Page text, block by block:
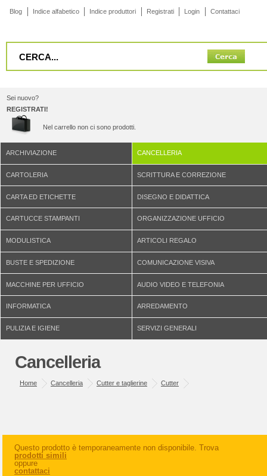
Blog Indice alfabetico Indice produttori Registrati Login Contattaci
Sei nuovo?
REGISTRATI!
Nel carrello non ci sono prodotti.
ARCHIVIAZIONE CANCELLERIA
CARTOLERIA SCRITTURA E CORREZIONE
CARTA ED ETICHETTE DISEGNO E DIDATTICA
CARTUCCE STAMPANTI ORGANIZZAZIONE UFFICIO
MODULISTICA ARTICOLI REGALO
BUSTE E SPEDIZIONE COMUNICAZIONE VISIVA
MACCHINE PER UFFICIO AUDIO VIDEO E TELEFONIA
INFORMATICA ARREDAMENTO
PULIZIA E IGIENE SERVIZI GENERALI
Cancelleria
Home Cancelleria Cutter e taglierine Cutter
Questo prodotto è temporaneamente non disponibile. Trova
prodotti simili
oppure
contattaci